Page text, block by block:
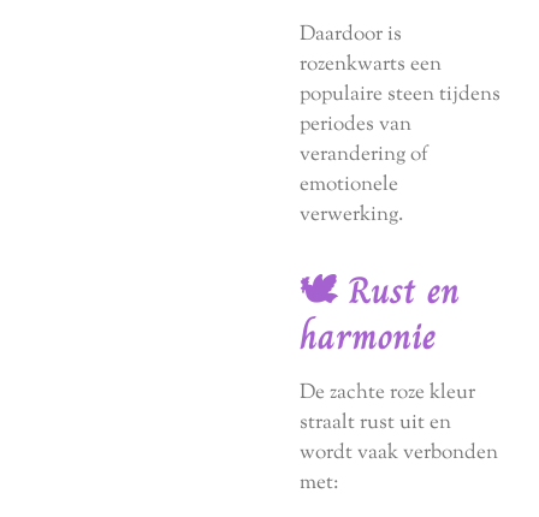
Daardoor is
rozenkwarts een
populaire steen tijdens
periodes van
verandering of
emotionele
verwerking.
🕊️ Rust en
harmonie
De zachte roze kleur
straalt rust uit en
wordt vaak verbonden
met: